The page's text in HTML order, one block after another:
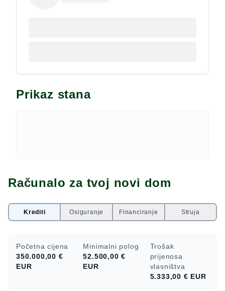
Prikaz stana
Računalo za tvoj novi dom
Krediti Osiguranje Financiranje Struja
Početna cijena
350.000,00 €
EUR
Minimalni polog
52.500,00 €
EUR
Trošak
prijenosa
vlasništva
5.333,00 € EUR